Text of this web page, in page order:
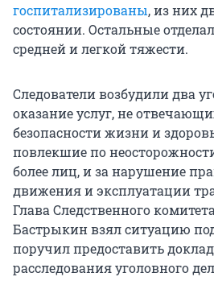
госпитализированы, из них
состоянии. Остальные
средней и легкой тяжести.
Следователи возбудили два
оказание услуг, не
безопасности жизни и
повлекшие по
более лиц, и за нарушение
движения и эксплуатации
Глава Следственного
Бастрыкин взял ситуацию
поручил предоставить доклад
расследования уголовного